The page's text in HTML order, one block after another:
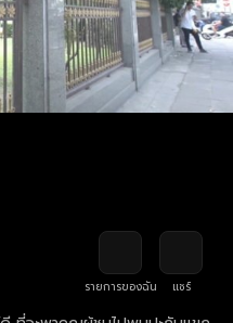
รายการของฉัน
แชร์